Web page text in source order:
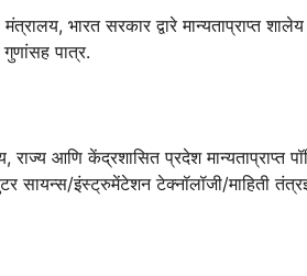
मंत्रालय, भारत सरकार द्वारे मान्यताप्राप्त
पात्र.
राज्य आणि केंद्रशासित प्रदेश
सायन्स/इंस्ट्रुमेंटेशन टेक्नॉलॉजी/माहिती